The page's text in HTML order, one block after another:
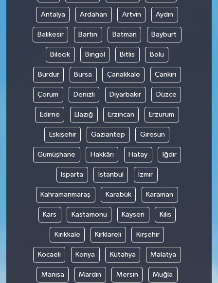
Antalya Ardahan Artvin Aydın
Balıkesir Bartın Batman Bayburt
Bilecik Bingöl Bitlis Bolu
Burdur Bursa Çanakkale Çankırı
Çorum Denizli Diyarbakır Düzce
Edirne Elazığ Erzincan Erzurum
Eskişehir Gaziantep Giresun
Gümüşhane Hakkâri Hatay Iğdır
Isparta İstanbul İzmir
Kahramanmaraş Karabük Karaman
Kars Kastamonu Kayseri Kilis
Kırıkkale Kırklareli Kırşehir
Kocaeli Konya Kütahya Malatya
Manisa Mardin Mersin Muğla